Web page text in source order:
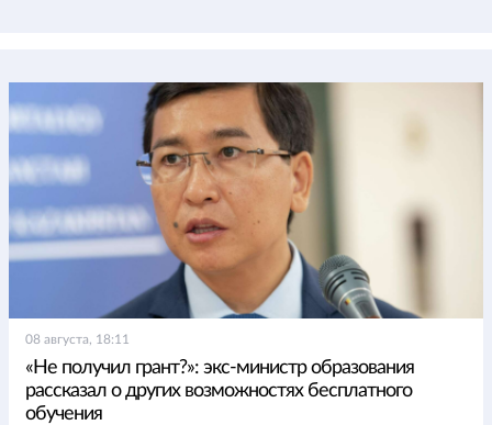
08 августа, 18:11
«Не получил грант?»: экс-министр образования
рассказал о других возможностях бесплатного
обучения